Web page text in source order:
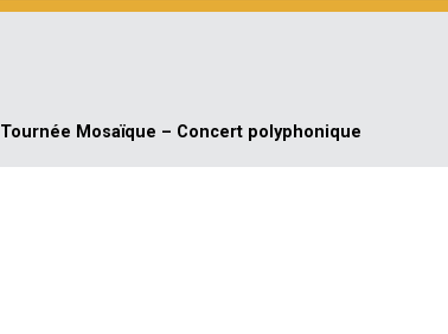
Tournée Mosaïque – Concert polyphonique